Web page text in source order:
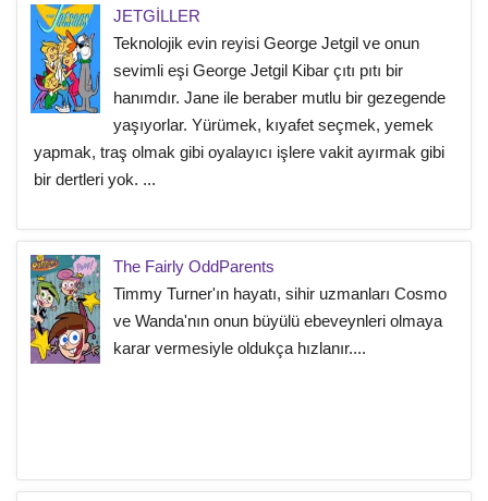
JETGİLLER
Teknolojik evin reyisi George Jetgil ve onun
sevimli eşi George Jetgil Kibar çıtı pıtı bir
hanımdır. Jane ile beraber mutlu bir gezegende
yaşıyorlar. Yürümek, kıyafet seçmek, yemek
yapmak, traş olmak gibi oyalayıcı işlere vakit ayırmak gibi
bir dertleri yok. ...
The Fairly OddParents
Timmy Turner'ın hayatı, sihir uzmanları Cosmo
ve Wanda'nın onun büyülü ebeveynleri olmaya
karar vermesiyle oldukça hızlanır....